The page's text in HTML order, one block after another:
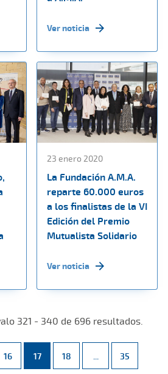
Ver noticia
23 enero 2020
La Fundación A.M.A.
reparte 60.000 euros
a los finalistas de la VI
Edición del Premio
Mutualista Solidario
Ver noticia
321 - 340 de 696 resultados.
intermedias Use TAB para desplazarse.
Página
16 Página
17 Página
18 ... Páginas
Página
35